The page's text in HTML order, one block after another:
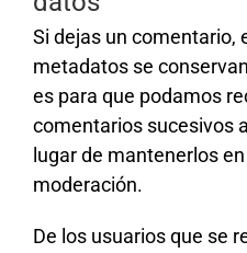
Si dejas un comentario,
metadatos se
es para que podamos
comentarios sucesivos
lugar de mantenerlos
moderación.
De los usuarios que se